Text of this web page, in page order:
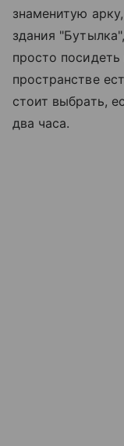
знаменитую
здания
просто
пространстве
стоит выбрать,
два часа.